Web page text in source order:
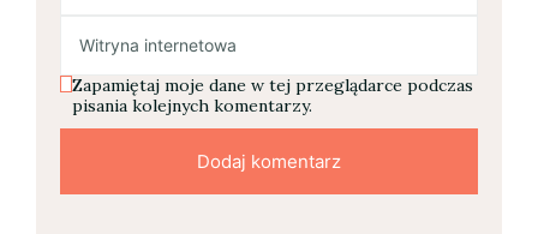
Zapamiętaj moje dane w tej przeglądarce podczas
pisania kolejnych komentarzy.